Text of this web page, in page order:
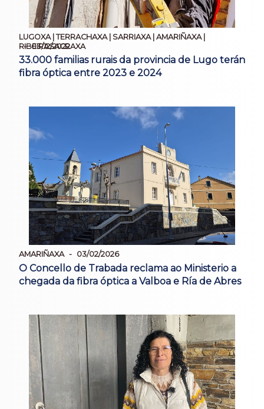
LUGOXA | TERRACHAXA | SARRIAXA | AMARIÑAXA |
RIBEIRASACRAXA
03/12/2022
33.000 familias rurais da provincia de Lugo terán
fibra óptica entre 2023 e 2024
AMARIÑAXA 03/02/2026
O Concello de Trabada reclama ao Ministerio a
chegada da fibra óptica a Valboa e Ría de Abres